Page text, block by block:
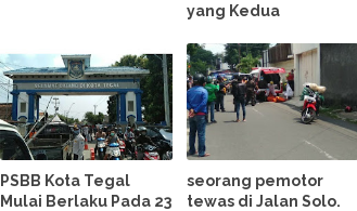
yang Kedua
PSBB Kota Tegal
Mulai Berlaku Pada 23
seorang pemotor
tewas di Jalan Solo.